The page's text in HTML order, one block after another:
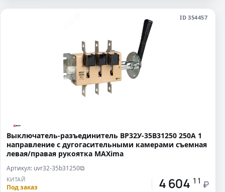
ID 354457
Выключатель-разъединитель ВР32У-35B31250 250А 1
направление с дугогасительными камерами съемная
левая/правая рукоятка MAXima
Артикул: uvr32-35b31250⧉
КИТАЙ
Под заказ 4 604 11 ₽